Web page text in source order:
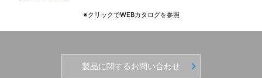
※クリックでWEBカタログを参照
製品に関するお問い合わせ